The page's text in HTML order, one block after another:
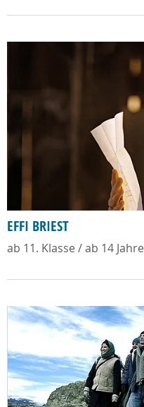
EFFI BRIEST
ab 11. Klasse / ab 14 Jahre